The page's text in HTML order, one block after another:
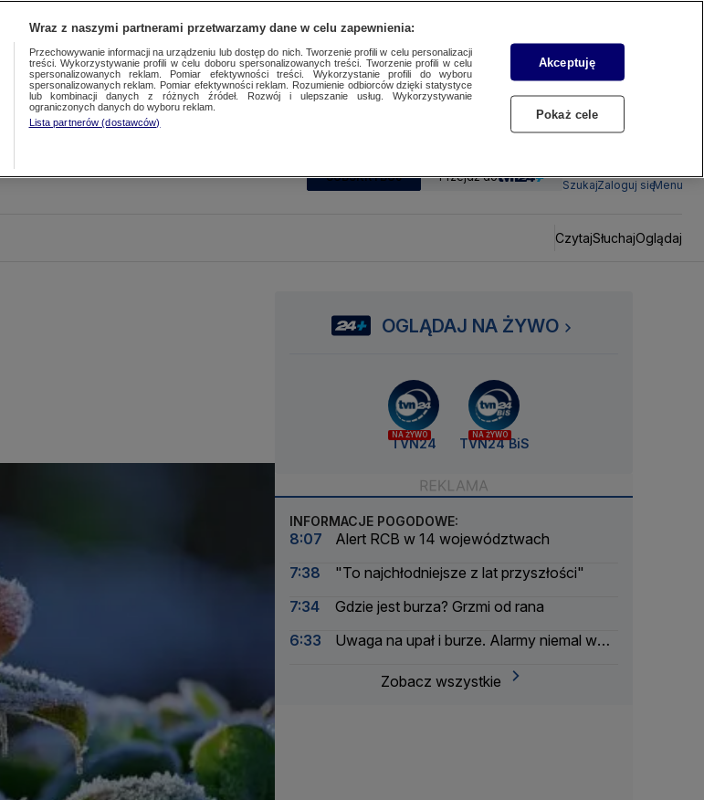
SUBSKRYBUJ Przejdź do
SzukajZaloguj sięMenu
CzytajSłuchajOglądaj
OGLĄDAJ NA ŻYWO
NA ŻYWO
TVN24
NA ŻYWO
TVN24 BiS
INFORMACJE POGODOWE:
8:07
Alert RCB w 14 województwach
7:38
"To najchłodniejsze z lat przyszłości"
7:34
Gdzie jest burza? Grzmi od rana
6:33
Uwaga na upał i burze. Alarmy niemal w
Zobacz wszystkie
Wraz z naszymi partnerami przetwarzamy dane w celu zapewnienia:
Przechowywanie informacji na urządzeniu lub dostęp do nich. Tworzenie profili w celu personalizacji
treści. Wykorzystywanie profili w celu doboru spersonalizowanych treści. Tworzenie profili w celu
spersonalizowanych reklam. Pomiar efektywności treści. Wykorzystanie profili do wyboru
spersonalizowanych reklam. Pomiar efektywności reklam. Rozumienie odbiorców dzięki statystyce
lub kombinacji danych z różnych źródeł. Rozwój i ulepszanie usług. Wykorzystywanie
ograniczonych danych do wyboru reklam.
Lista partnerów (dostawców)
Akceptuję
Pokaż cele